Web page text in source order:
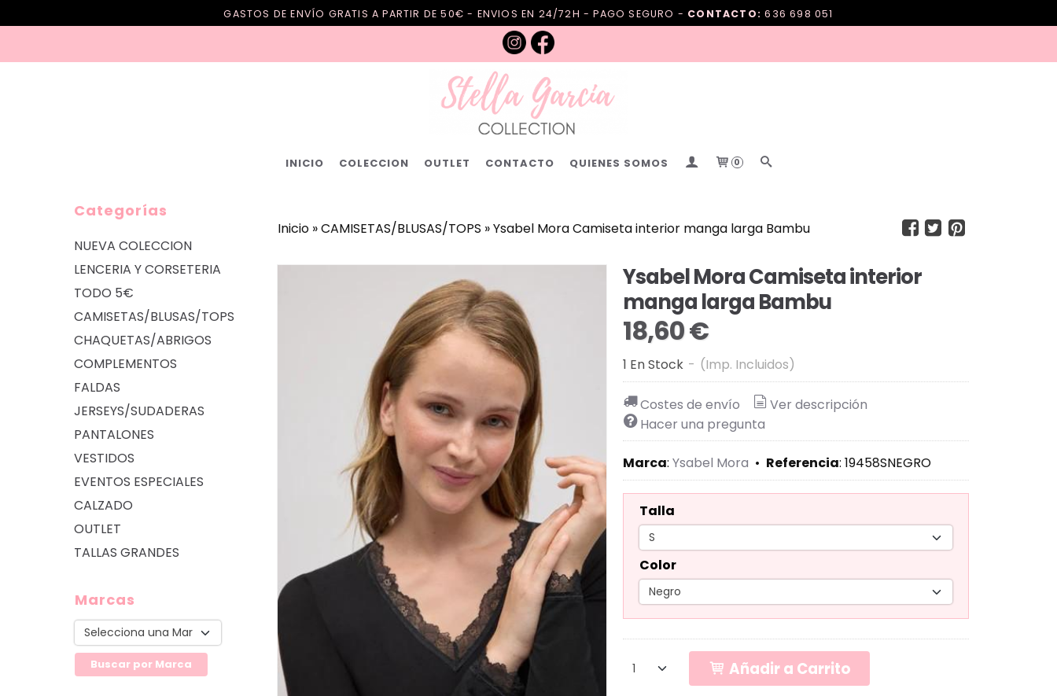
GASTOS DE ENVÍO GRATIS A PARTIR DE 50€ - ENVIOS EN 24/72H - PAGO SEGURO - CONTACTO: 636 698 051
INICIO COLECCION OUTLET CONTACTO QUIENES SOMOS 0
Categorías
NUEVA COLECCION
LENCERIA Y CORSETERIA
TODO 5€
CAMISETAS/BLUSAS/TOPS
CHAQUETAS/ABRIGOS
COMPLEMENTOS
FALDAS
JERSEYS/SUDADERAS
PANTALONES
VESTIDOS
EVENTOS ESPECIALES
CALZADO
OUTLET
TALLAS GRANDES
Marcas
Inicio »CAMISETAS/BLUSAS/TOPS »Ysabel Mora Camiseta interior manga larga Bambu
Ysabel Mora Camiseta interior
manga larga Bambu
18,60 €
1 En Stock - (Imp. Incluidos)
Costes de envío
Ver descripción
Hacer una pregunta
Marca: Ysabel Mora • Referencia: 19458SNEGRO
Talla
Color
Añadir a Carrito